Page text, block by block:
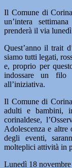
Il Comune di
un’intera
prenderà il via
Quest’anno il trait
siamo tutti legati,
e, proprio per
indossare un filo
all’iniziativa.
Il Comune di
adulti e bambini,
corinaldese,
Adolescenza e altre
degli eventi,
molteplici attività in
Lunedì 18 novembre